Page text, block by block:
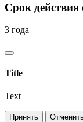
Срок действия
3 года
Title
Text
Принять